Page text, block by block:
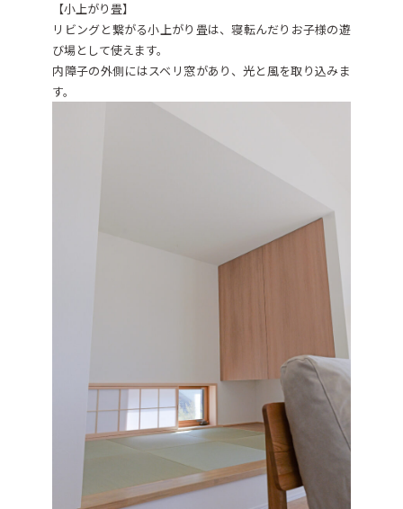
【小上がり畳】
リビングと繋がる小上がり畳は、寝転んだりお子様の遊
び場として使えます。
内障子の外側にはスベリ窓があり、光と風を取り込みま
す。